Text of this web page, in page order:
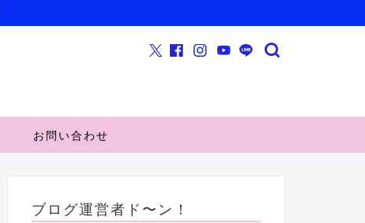
お問い合わせ
ブログ運営者ド〜ン！